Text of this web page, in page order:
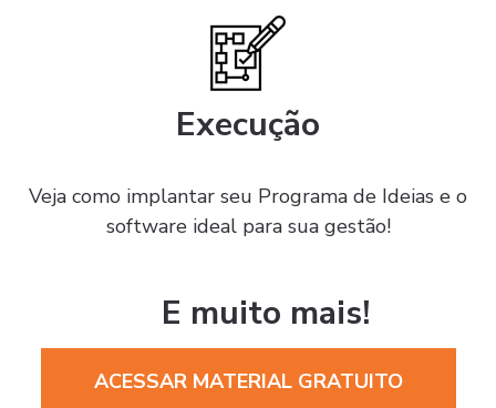
Execução
Veja como implantar seu Programa de Ideias e o
software ideal para sua gestão!
E muito mais!
ACESSAR MATERIAL GRATUITO